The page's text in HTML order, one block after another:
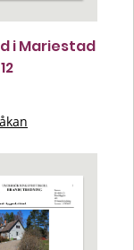
i Mariestad